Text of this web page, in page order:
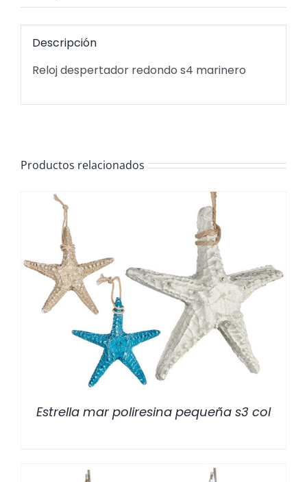
Descripción
Reloj despertador redondo s4 marinero
Productos relacionados
DETALLES
Estrella mar poliresina pequeña s3 col